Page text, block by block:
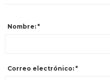
Nombre: *
Correo electrónico: *